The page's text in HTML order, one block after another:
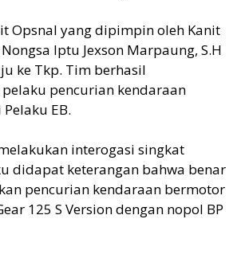
Opsnal yang dipimpin oleh Kanit
Iptu Jexson Marpaung, S.H
ke Tkp. Tim berhasil
pencurian kendaraan
EB.
interogasi singkat
didapat keterangan bahwa benar
pencurian kendaraan bermotor
125 S Version dengan nopol BP